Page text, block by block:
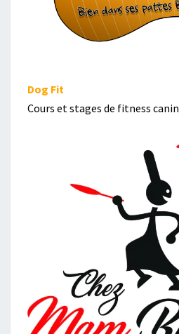
Dog Fit
Cours et stages de fitness canin